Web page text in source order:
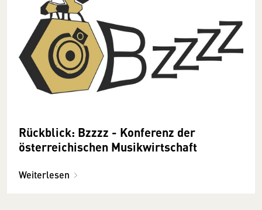
Rückblick: Bzzzz - Konferenz der
österreichischen Musikwirtschaft
Weiterlesen